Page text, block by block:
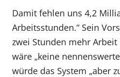
Damit fehlen uns 4,2
Arbeitsstunden.“ Sein
zwei Stunden mehr
wäre „keine
würde das System „aber